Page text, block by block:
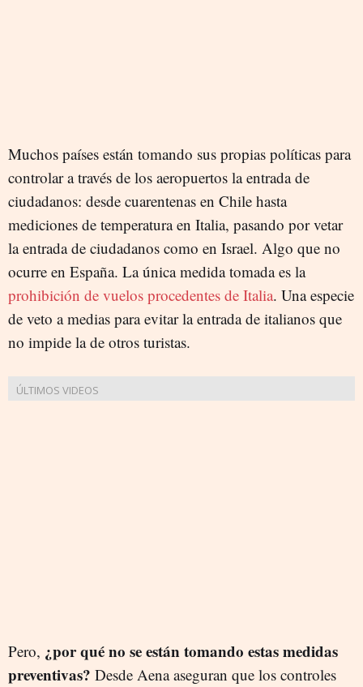
Muchos países están tomando sus propias políticas para
controlar a través de los aeropuertos la entrada de
ciudadanos: desde cuarentenas en Chile hasta
mediciones de temperatura en Italia, pasando por vetar
la entrada de ciudadanos como en Israel. Algo que no
ocurre en España. La única medida tomada es la
prohibición de vuelos procedentes de Italia. Una especie
de veto a medias para evitar la entrada de italianos que
no impide la de otros turistas.
Pero, ¿por qué no se están tomando estas medidas
preventivas? Desde Aena aseguran que los controles